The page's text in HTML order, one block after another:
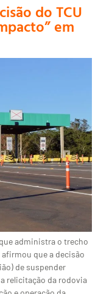
do TCU
em
administra o trecho
que a decisão
de suspender
relicitação da rodovia